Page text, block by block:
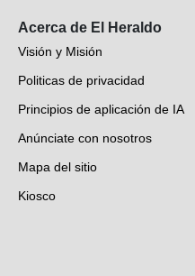
Acerca de El Heraldo
Visión y Misión
Politicas de privacidad
Principios de aplicación de IA
Anúnciate con nosotros
Mapa del sitio
Kiosco